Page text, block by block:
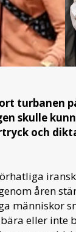
turbanen
skulle
och
åren
människor
eller inte